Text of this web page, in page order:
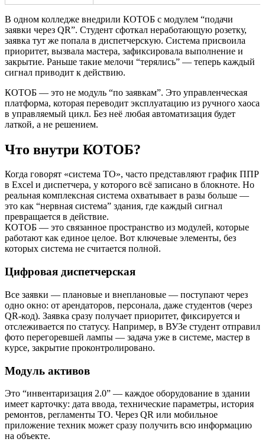
В одном колледже внедрили КОТОБ с модулем “подачи
заявки через QR”. Студент сфоткал неработающую розетку,
заявка тут же попала в диспетчерскую. Система присвоила
приоритет, вызвала мастера, зафиксировала выполнение и
закрытие. Раньше такие мелочи “терялись” — теперь каждый
сигнал приводит к действию.
КОТОБ — это не модуль “по заявкам”. Это управленческая
платформа, которая переводит эксплуатацию из ручного хаоса
в управляемый цикл. Без неё любая автоматизация будет
латкой, а не решением.
Что внутри КОТОБ?
Когда говорят «система ТО», часто представляют график ППР
в Excel и диспетчера, у которого всё записано в блокноте. Но
реальная комплексная система охватывает в разы больше —
это как “нервная система” здания, где каждый сигнал
превращается в действие.
КОТОБ — это связанное пространство из модулей, которые
работают как единое целое. Вот ключевые элементы, без
которых система не считается полной.
Цифровая диспетчерская
Все заявки — плановые и внеплановые — поступают через
одно окно: от арендаторов, персонала, даже студентов (через
QR-код). Заявка сразу получает приоритет, фиксируется и
отслеживается по статусу. Например, в ВУЗе студент отправил
фото перегоревшей лампы — задача уже в системе, мастер в
курсе, закрытие проконтролировано.
Модуль активов
Это “инвентаризация 2.0” — каждое оборудование в здании
имеет карточку: дата ввода, технические параметры, история
ремонтов, регламенты ТО. Через QR или мобильное
приложение техник может сразу получить всю информацию
на объекте.